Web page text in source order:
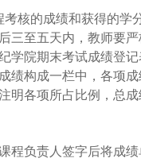
考核的成绩和获得的学
三至五天内，教师要
学院期末考试成绩登记
绩构成一栏中，各项
明各项所占比例，总
程负责人签字后将成